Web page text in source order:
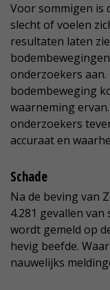
Voor sommigen is
slecht of voelen
resultaten laten
onderzoekers
bodembeweging
waarneming
onderzoekers
accuraat en
Schade
Na de beving van
4.281 gevallen van
wordt gemeld op
hevig beefde.
nauwelijks